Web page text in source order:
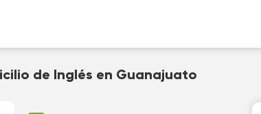
de Inglés en Guanajuato